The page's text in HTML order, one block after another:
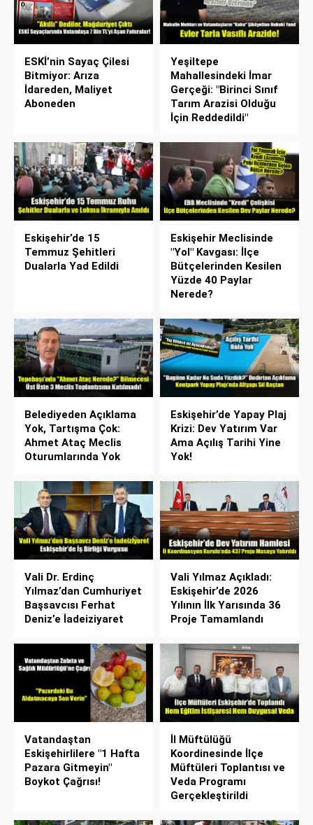
ESKİ’nin Sayaç Çilesi
Bitmiyor: Arıza
İdareden, Maliyet
Aboneden
Yeşiltepe
Mahallesindeki İmar
Gerçeği: "Birinci Sınıf
Tarım Arazisi Olduğu
İçin Reddedildi"
Eskişehir’de 15
Temmuz Şehitleri
Dualarla Yad Edildi
Eskişehir Meclisinde
"Yol" Kavgası: İlçe
Bütçelerinden Kesilen
Yüzde 40 Paylar
Nerede?
Belediyeden Açıklama
Yok, Tartışma Çok:
Ahmet Ataç Meclis
Oturumlarında Yok
Eskişehir’de Yapay Plaj
Krizi: Dev Yatırım Var
Ama Açılış Tarihi Yine
Yok!
Vali Dr. Erdinç
Yılmaz’dan Cumhuriyet
Başsavcısı Ferhat
Deniz’e İadeiziyaret
Vali Yılmaz Açıkladı:
Eskişehir’de 2026
Yılının İlk Yarısında 36
Proje Tamamlandı
Vatandaştan
Eskişehirlilere "1 Hafta
Pazara Gitmeyin"
Boykot Çağrısı!
İl Müftülüğü
Koordinesinde İlçe
Müftüleri Toplantısı ve
Veda Programı
Gerçekleştirildi